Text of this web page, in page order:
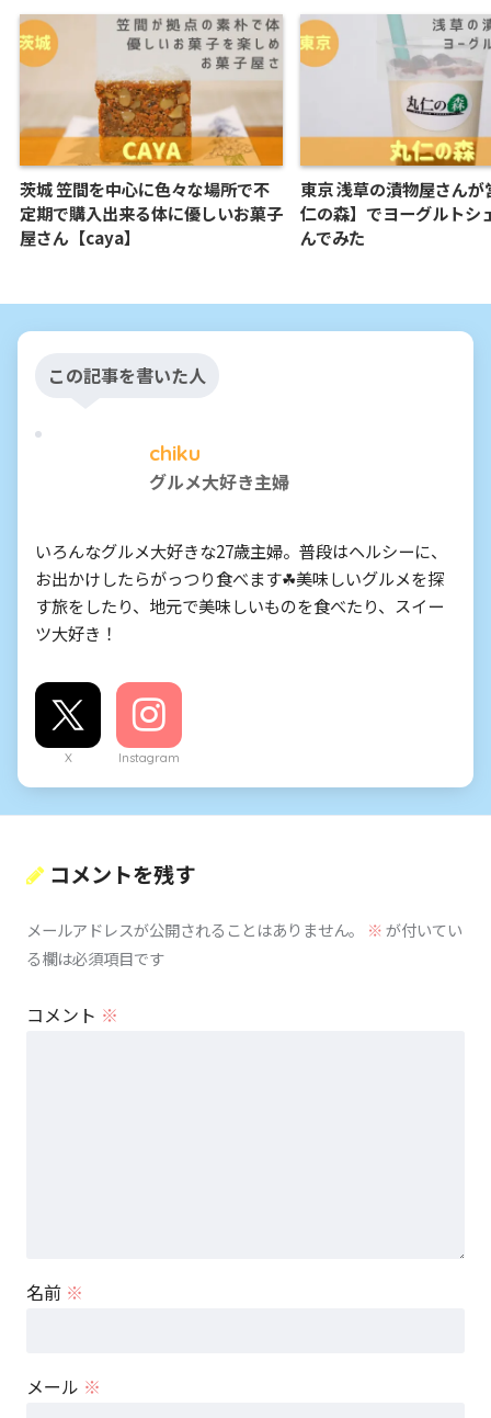
茨城 笠間を中心に色々な場所で不
定期で購入出来る体に優しいお菓子
屋さん【caya】
東京 浅草の漬物屋さんが
仁の森】でヨーグルトシ
んでみた
この記事を書いた人
chiku
グルメ大好き主婦
いろんなグルメ大好きな27歳主婦。普段はヘルシーに、
お出かけしたらがっつり食べます☘美味しいグルメを探
す旅をしたり、地元で美味しいものを食べたり、スイー
ツ大好き！
X Instagram
コメントを残す
メールアドレスが公開されることはありません。 ※が付いてい
る欄は必須項目です
コメント ※
名前 ※
メール ※